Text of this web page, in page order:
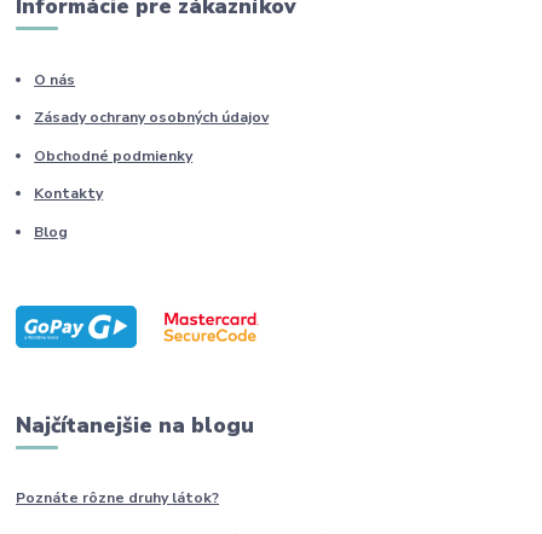
Informácie pre zákazníkov
O nás
Zásady ochrany osobných údajov
Obchodné podmienky
Kontakty
Blog
Najčítanejšie na blogu
Poznáte rôzne druhylátok?